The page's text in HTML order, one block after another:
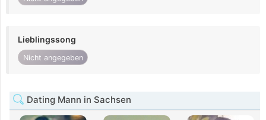
Lieblingssong
Nicht angegeben
Dating Mann in Sachsen